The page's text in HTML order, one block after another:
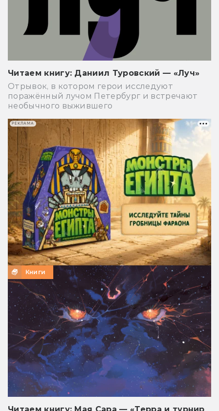
Читаем книгу: Даниил Туровский — «Луч»
Отрывок, в котором герои исследуют
поражённый лучом Петербург и встречают
необычного выжившего
Книги
РЕКЛАМА